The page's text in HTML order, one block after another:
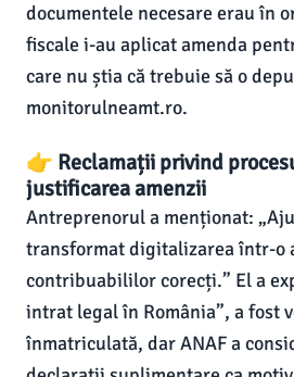
documentele necesare erau în
fiscale i-au aplicat amenda
care nu știa că trebuie să o
monitorulneamt.ro.
👉 Reclamații privind
justificarea amenzii
Antreprenorul a menționat:
transformat digitalizarea într-o
contribuabililor corecți.” El a
intrat legal în România”, a fost
înmatriculată, dar ANAF a